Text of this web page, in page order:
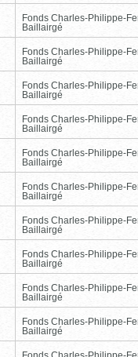
Fonds Charles-Philippe-
Baillairgé
Fonds Charles-Philippe-
Baillairgé
Fonds Charles-Philippe-
Baillairgé
Fonds Charles-Philippe-
Baillairgé
Fonds Charles-Philippe-
Baillairgé
Fonds Charles-Philippe-
Baillairgé
Fonds Charles-Philippe-
Baillairgé
Fonds Charles-Philippe-
Baillairgé
Fonds Charles-Philippe-
Baillairgé
Fonds Charles-Philippe-
Baillairgé